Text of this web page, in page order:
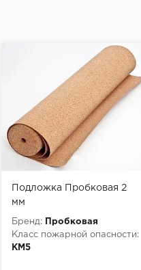
Подложка Пробковая 2
мм
Бренд:
Пробковая
Класс пожарной опасности:
КМ5